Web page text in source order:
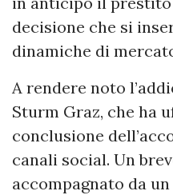
decisione che si
dinamiche di
A rendere noto
Sturm Graz, che ha
conclusione
canali social. Un
accompagnato da